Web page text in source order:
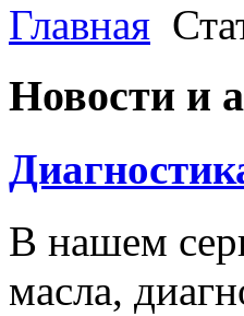
Главная
Новости и
В нашем
масла,